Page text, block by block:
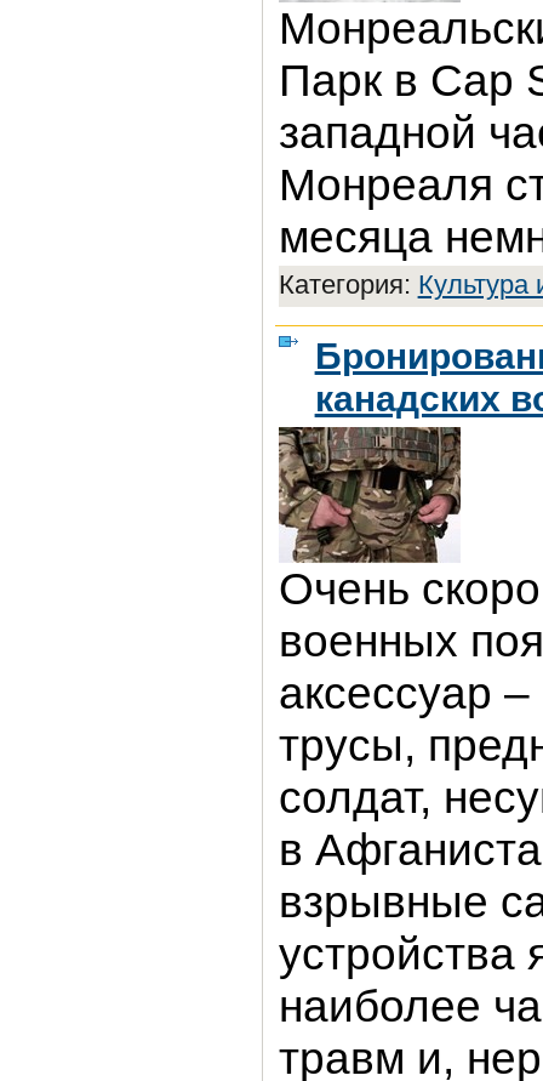
Парк в Cap
западной
Монреаля
месяца
Категория: Культура
канадских
Очень
военных
аксессуар
трусы,
солдат,
в
взрывные
устройства
наиболее
травм и,